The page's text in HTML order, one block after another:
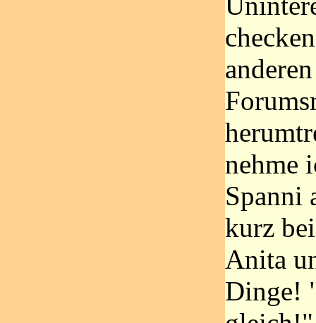
anderen
nehme
Spanni
kurz
Anita
Dinge!